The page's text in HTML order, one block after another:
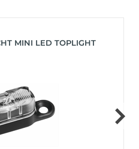
MINI LED TOPLIGHT